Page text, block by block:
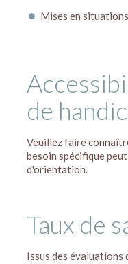
Mises en situations
de
Veuillez faire
besoin spécifique
d'orientation.
Taux de
Issus des évaluations